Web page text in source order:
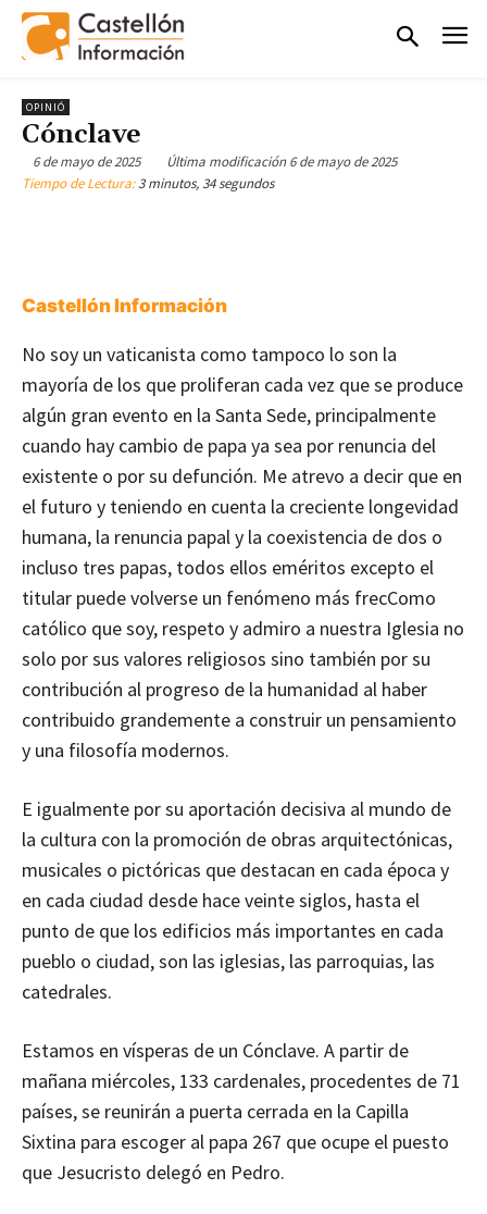
OPINIÓ
Cónclave
6 de mayo de 2025 Última modificación 6 de mayo de 2025
Tiempo de Lectura:3 minutos, 34 segundos
Castellón Información
No soy un vaticanista como tampoco lo son la
mayoría de los que proliferan cada vez que se produce
algún gran evento en la Santa Sede, principalmente
cuando hay cambio de papa ya sea por renuncia del
existente o por su defunción. Me atrevo a decir que en
el futuro y teniendo en cuenta la creciente longevidad
humana, la renuncia papal y la coexistencia de dos o
incluso tres papas, todos ellos eméritos excepto el
titular puede volverse un fenómeno más frecComo
católico que soy, respeto y admiro a nuestra Iglesia no
solo por sus valores religiosos sino también por su
contribución al progreso de la humanidad al haber
contribuido grandemente a construir un pensamiento
y una filosofía modernos.
E igualmente por su aportación decisiva al mundo de
la cultura con la promoción de obras arquitectónicas,
musicales o pictóricas que destacan en cada época y
en cada ciudad desde hace veinte siglos, hasta el
punto de que los edificios más importantes en cada
pueblo o ciudad, son las iglesias, las parroquias, las
catedrales.
Estamos en vísperas de un Cónclave. A partir de
mañana miércoles, 133 cardenales, procedentes de 71
países, se reunirán a puerta cerrada en la Capilla
Sixtina para escoger al papa 267 que ocupe el puesto
que Jesucristo delegó en Pedro.